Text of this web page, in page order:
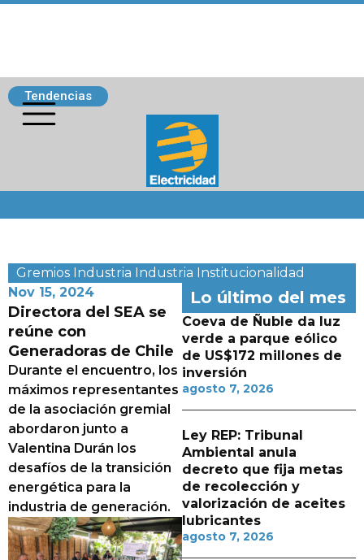
Tendencias
Gremios Industria Industria Institucionalidad
Nov 15, 2024
Directora del SEA se
reúne con
Generadoras de Chile
Durante el encuentro, los
máximos representantes
de la asociación gremial
abordaron junto a
Valentina Durán los
desafíos de la transición
energética para la
industria de generación.
Lo último del mes
Coeva de Ñuble da luz
verde a parque eólico
de US$172 millones de
inversión
agosto 7, 2026
Ley REP: Tribunal
Ambiental anula
decreto que fija metas
de recolección y
valorización de aceites
lubricantes
agosto 7, 2026